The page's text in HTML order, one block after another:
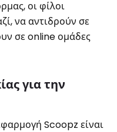
οι φίλοι
να αντιδρούν σε
σε online ομάδες
για την
Scoopz είναι